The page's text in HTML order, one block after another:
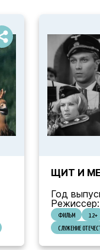
ЩИТ И
Год
ФИЛЬМ
12+
СЛУЖЕНИЕ